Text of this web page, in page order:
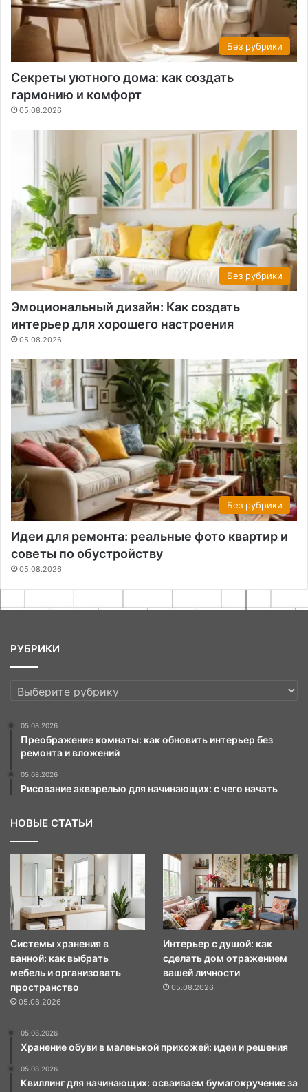
Без рубрики
Секреты уютного дома: как создать
гармонию и комфорт
05.08.2026
Без рубрики
Эмоциональный дизайн: Как создать
интерьер для хорошего настроения
05.08.2026
Без рубрики
Идеи для ремонта: реальные фото квартир и
советы по обустройству
05.08.2026
РУБРИКИ
РУБРИКИ
05.08.2026
Преображение комнаты: как обновить интерьер без
ремонта и вложений
05.08.2026
Рисование акварелью для начинающих: с чего начать
НОВЫЕ СТАТЬИ
Системы хранения в
ванной: как выбрать
мебель и организовать
пространство
05.08.2026
Интерьер с душой: как
сделать дом отражением
вашей личности
05.08.2026
05.08.2026
Хранение обуви в маленькой прихожей: идеи и решения
05.08.2026
Квиллинг для начинающих: осваиваем бумагокручение за